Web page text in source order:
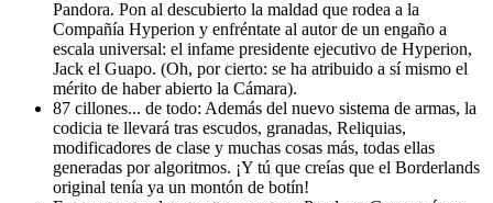
Pandora. Pon al descubierto la maldad que rodea a la
Compañía Hyperion y enfréntate al autor de un engaño a
escala universal: el infame presidente ejecutivo de Hyperion,
Jack el Guapo. (Oh, por cierto: se ha atribuido a sí mismo el
mérito de haber abierto la Cámara).
87 cillones... de todo: Además del nuevo sistema de armas, la
codicia te llevará tras escudos, granadas, Reliquias,
modificadores de clase y muchas cosas más, todas ellas
generadas por algoritmos. ¡Y tú que creías que el Borderlands
original tenía ya un montón de botín!